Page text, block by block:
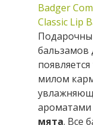
Badger
Classic Lip
бальзамов
милом
мята. Все